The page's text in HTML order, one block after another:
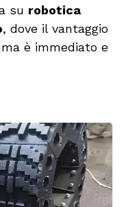
su robotica
, dove il vantaggio
è immediato e